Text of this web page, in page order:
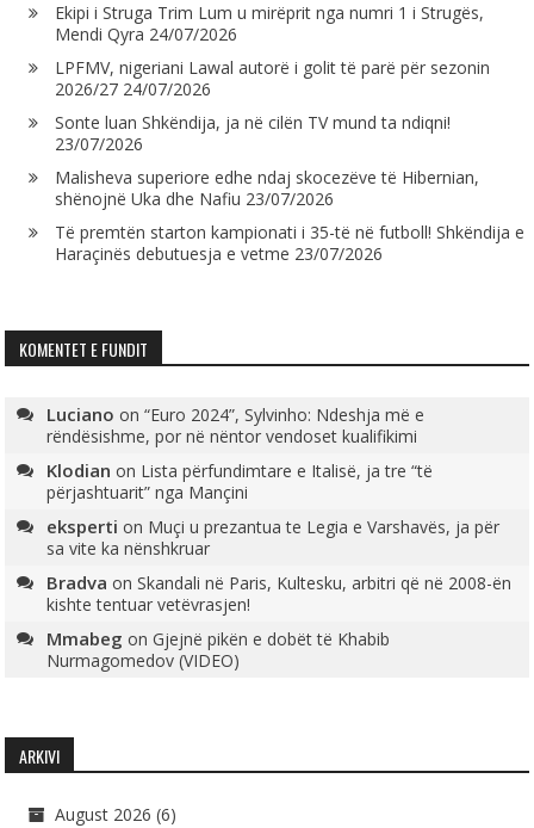
Ekipi i Struga Trim Lum u mirëprit nga numri 1 i Strugës,
Mendi Qyra 24/07/2026
LPFMV, nigeriani Lawal autorë i golit të parë për sezonin
2026/27 24/07/2026
Sonte luan Shkëndija, ja në cilën TV mund ta ndiqni!
23/07/2026
Malisheva superiore edhe ndaj skocezëve të Hibernian,
shënojnë Uka dhe Nafiu 23/07/2026
Të premtën starton kampionati i 35-të në futboll! Shkëndija e
Haraçinës debutuesja e vetme 23/07/2026
KOMENTET E FUNDIT
Luciano on“Euro 2024”, Sylvinho: Ndeshja më e
rëndësishme, por në nëntor vendoset kualifikimi
Klodian on Lista përfundimtare e Italisë, ja tre “të
përjashtuarit” nga Mançini
eksperti on Muçi u prezantua te Legia e Varshavës, ja për
sa vite ka nënshkruar
Bradva onSkandali në Paris, Kultesku, arbitri që në 2008-ën
kishte tentuar vetëvrasjen!
Mmabeg onGjejnë pikën e dobët të Khabib
Nurmagomedov (VIDEO)
ARKIVI
August 2026 (6)